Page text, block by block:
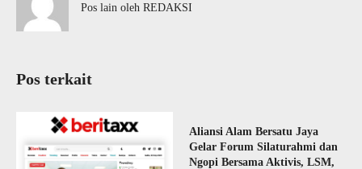
Pos lain oleh REDAKSI
Pos terkait
Aliansi Alam Bersatu Jaya
Gelar Forum Silaturahmi dan
Ngopi Bersama Aktivis, LSM,